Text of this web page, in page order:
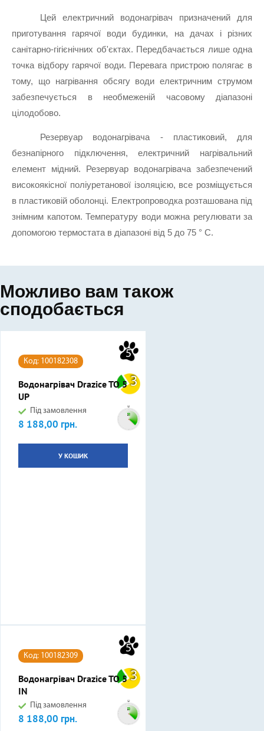
Цей електричний водонагрівач призначений для
приготування гарячої води будинки, на дачах і різних
санітарно-гігієнічних об'єктах. Передбачається лише одна
точка відбору гарячої води. Перевага пристрою полягає в
тому, що нагрівання обсягу води електричним струмом
забезпечується в необмеженій часовому діапазоні
цілодобово.
Резервуар водонагрівача - пластиковий, для
безнапірного підключення, електричний нагрівальний
елемент мідний. Резервуар водонагрівача забезпечений
високоякісної поліуретанової ізоляцією, все розміщується
в пластиковій оболонці. Електропроводка розташована під
знімним капотом. Температуру води можна регулювати за
допомогою термостата в діапазоні від 5 до 75 ° C.
Можливо вам також
сподобається
5
3
Код: 100182308
Водонагрівач Drazice TO 5
UP
Під замовлення
Ціна
8 188,00 грн.
У КОШИК
5
3
Код: 100182309
Водонагрівач Drazice TO 5
IN
Під замовлення
Ціна
8 188,00 грн.